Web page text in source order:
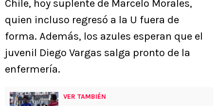
Chile, hoy suplente de Marcelo Morales,
quien incluso regresó a la U fuera de
forma. Además, los azules esperan que el
juvenil Diego Vargas salga pronto de la
enfermería.
VER TAMBIÉN